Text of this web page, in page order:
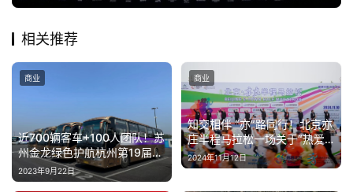
专
汽
车
新
能
源
相关推荐
近700辆客车+100人团队！苏
州金龙绿色护航杭州第19届亚
运会
2023年9月22日
商业
知交相伴 “亦”路同行！北京亦
庄半程马拉松一场关于“热爱”
的狂欢盛宴
2024年11月12日
商业